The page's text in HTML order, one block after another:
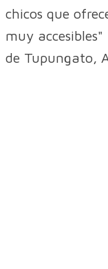
chicos que
muy
de Tupungato,